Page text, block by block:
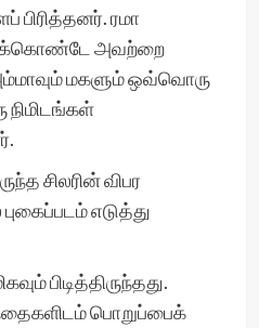
பிரித்தனர். ரமா
அவற்றை
மகளும் ஒவ்வொரு
நிமிடங்கள்
சிலரின் விபர
எடுத்து
பிடித்திருந்தது.
பொறுப்பைக்